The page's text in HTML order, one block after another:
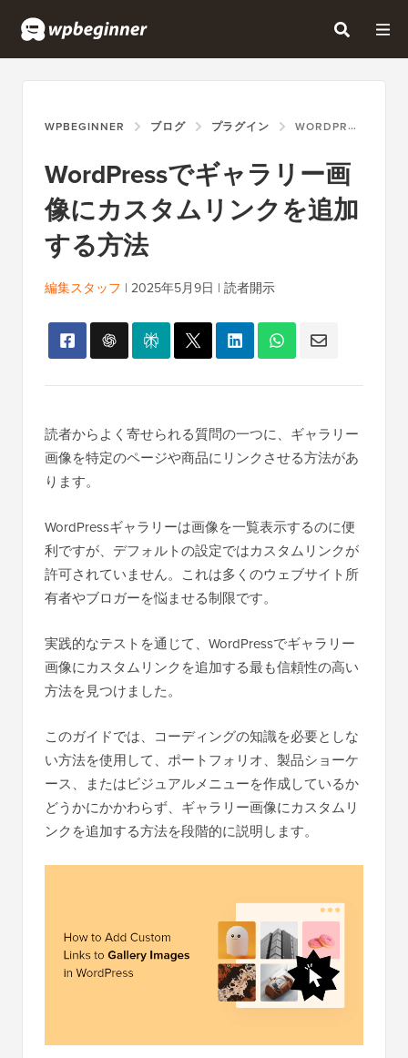
WPBEGINNER ブログ プラグイン WORDPRESSでギャラリー画像にカスタムリンクを追加する方法
WordPressでギャラリー画
像にカスタムリンクを追加
する方法
編集スタッフ | 2025年5月9日 | 読者開示
読者からよく寄せられる質問の一つに、ギャラリー
画像を特定のページや商品にリンクさせる方法があ
ります。
WordPressギャラリーは画像を一覧表示するのに便
利ですが、デフォルトの設定ではカスタムリンクが
許可されていません。これは多くのウェブサイト所
有者やブロガーを悩ませる制限です。
実践的なテストを通じて、WordPressでギャラリー
画像にカスタムリンクを追加する最も信頼性の高い
方法を見つけました。
このガイドでは、コーディングの知識を必要としな
い方法を使用して、ポートフォリオ、製品ショーケ
ース、またはビジュアルメニューを作成しているか
どうかにかかわらず、ギャラリー画像にカスタムリ
ンクを追加する方法を段階的に説明します。